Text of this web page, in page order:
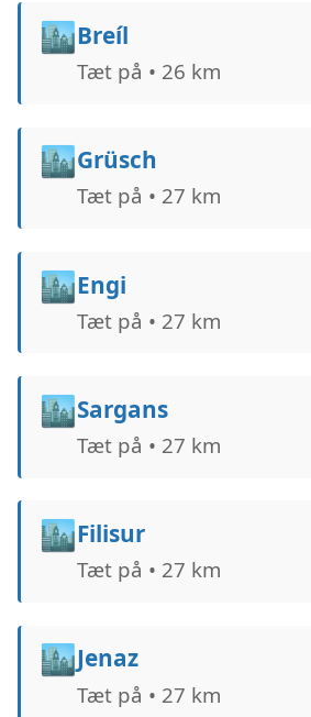
🏙️Breíl
Tæt på • 26 km
🏙️Grüsch
Tæt på • 27 km
🏙️Engi
Tæt på • 27 km
🏙️Sargans
Tæt på • 27 km
🏙️Filisur
Tæt på • 27 km
🏙️Jenaz
Tæt på • 27 km